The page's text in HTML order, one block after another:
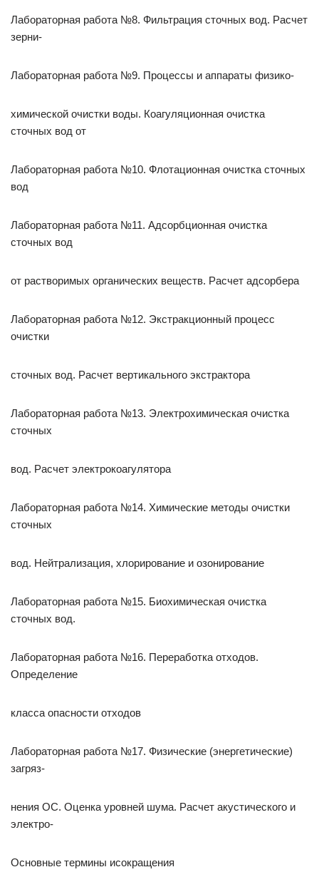
Лабораторная работа №8. Фильтрация сточных вод. Расчет
зерни-
Лабораторная работа №9. Процессы и аппараты физико-
химической очистки воды. Коагуляционная очистка
сточных вод от
Лабораторная работа №10. Флотационная очистка сточных
вод
Лабораторная работа №11. Адсорбционная очистка
сточных вод
от растворимых органических веществ. Расчет адсорбера
Лабораторная работа №12. Экстракционный процесс
очистки
сточных вод. Расчет вертикального экстрактора
Лабораторная работа №13. Электрохимическая очистка
сточных
вод. Расчет электрокоагулятора
Лабораторная работа №14. Химические методы очистки
сточных
вод. Нейтрализация, хлорирование и озонирование
Лабораторная работа №15. Биохимическая очистка
сточных вод.
Лабораторная работа №16. Переработка отходов.
Определение
класса опасности отходов
Лабораторная работа №17. Физические (энергетические)
загряз-
нения ОС. Оценка уровней шума. Расчет акустического и
электро-
Основные термины исокращения